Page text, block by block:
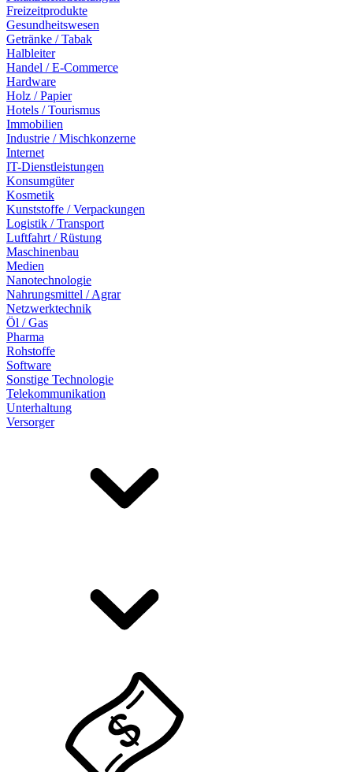
Freizeitprodukte
Gesundheitswesen
Getränke / Tabak
Halbleiter
Handel / E-Commerce
Hardware
Holz / Papier
Hotels / Tourismus
Immobilien
Industrie / Mischkonzerne
Internet
IT-Dienstleistungen
Konsumgüter
Kosmetik
Kunststoffe / Verpackungen
Logistik / Transport
Luftfahrt / Rüstung
Maschinenbau
Medien
Nanotechnologie
Nahrungsmittel / Agrar
Netzwerktechnik
Öl / Gas
Pharma
Rohstoffe
Software
Sonstige Technologie
Telekommunikation
Unterhaltung
Versorger